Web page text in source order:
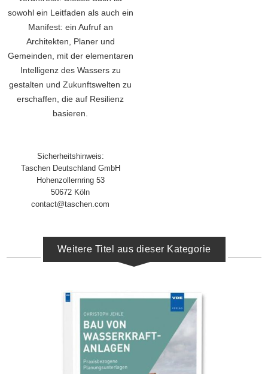
sowohl ein Leitfaden als auch ein
Manifest: ein Aufruf an
Architekten, Planer und
Gemeinden, mit der elementaren
Intelligenz des Wassers zu
gestalten und Zukunftswelten zu
erschaffen, die auf Resilienz
basieren.
Sicherheitshinweis:
Taschen Deutschland GmbH
Hohenzollernring 53
50672 Köln
contact@taschen.com
Weitere Titel aus dieser Kategorie